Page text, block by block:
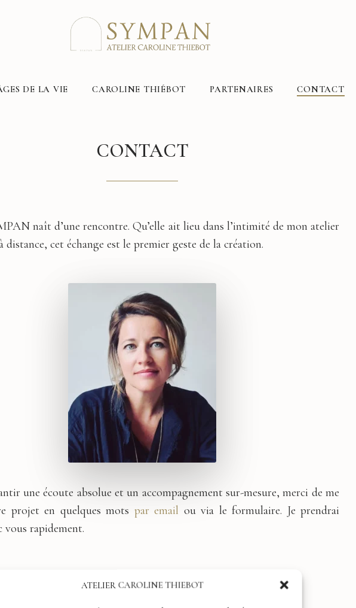
ATELIER CAROLINE THIEBOT
DE LA VIE CAROLINE THIÉBOT PARTENAIRES CONTACT
CONTACT
naît d’une rencontre. Qu’elle ait lieu dans l’intimité de mon atelier
distance, cet échange est le premier geste de la création.
une écoute absolue et un accompagnement sur-mesure, merci de me
projet en quelques mots par email ou via le formulaire. Je prendrai
vous rapidement.